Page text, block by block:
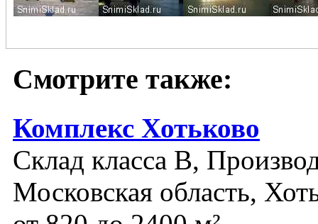
Смотрите также:
Комплекс Хотьково
Склад класса B,
Московская область,